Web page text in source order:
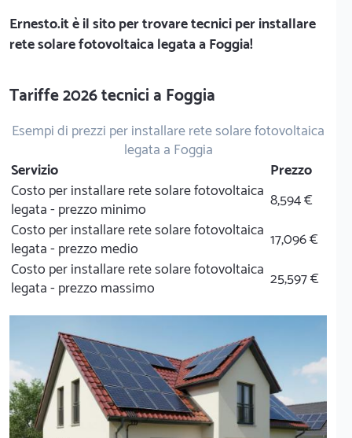
Ernesto.itè il sito per trovare tecnici per installare
rete solare fotovoltaica legata a Foggia!
Tariffe 2026 tecnici a Foggia
Esempi di prezzi per installare rete solare fotovoltaica
legata a Foggia
Servizio
Prezzo
Costo per installare rete solare fotovoltaica
legata - prezzo minimo
8,594 €
Costo per installare rete solare fotovoltaica
legata - prezzo medio
17,096 €
Costo per installare rete solare fotovoltaica
legata - prezzo massimo
25,597 €